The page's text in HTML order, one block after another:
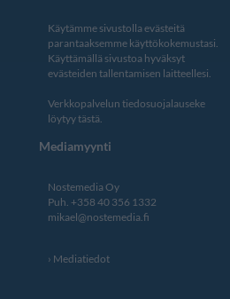
Käytämme sivustolla evästeitä
parantaaksemme käyttökokemustasi.
Käyttämällä sivustoa hyväksyt
evästeiden tallentamisen laitteellesi.
Verkkopalvelun tiedosuojalauseke
löytyy tästä
Mediamyynti
Nostemedia Oy
Puh. +358 40 356 1332
mikael@nostemedia.fi
Mediatiedot